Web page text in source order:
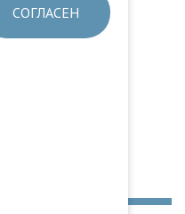
СОГЛАСЕН